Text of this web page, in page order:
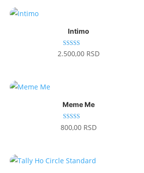
Intimo
Ocenjeno sa
5.00
2.500,00 RSD
Meme Me
Ocenje
no sa
800,00 RSD